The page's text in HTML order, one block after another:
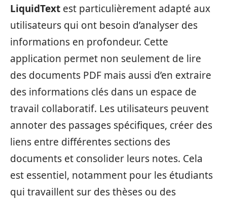
LiquidText est particulièrement adapté aux
utilisateurs qui ont besoin d’analyser des
informations en profondeur. Cette
application permet non seulement de lire
des documents PDF mais aussi d’en extraire
des informations clés dans un espace de
travail collaboratif. Les utilisateurs peuvent
annoter des passages spécifiques, créer des
liens entre différentes sections des
documents et consolider leurs notes. Cela
est essentiel, notamment pour les étudiants
qui travaillent sur des thèses ou des